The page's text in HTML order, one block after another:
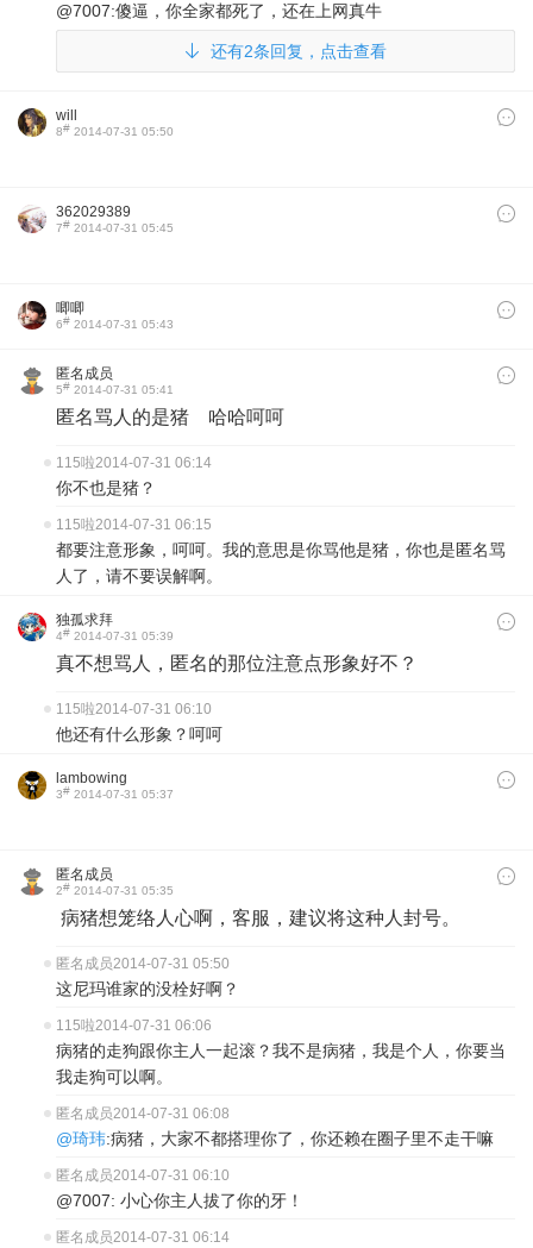
@7007:傻逼，你全家都死了，还在上网真牛
还有2条回复，点击查看
will
8# 2014-07-31 05:50
362029389
7# 2014-07-31 05:45
唧唧
6# 2014-07-31 05:43
匿名成员
5# 2014-07-31 05:41
匿名骂人的是猪 哈哈呵呵
115啦2014-07-31 06:14
你不也是猪？
115啦2014-07-31 06:15
都要注意形象，呵呵。我的意思是你骂他是猪，你也是匿名骂
人了，请不要误解啊。
独孤求拜
4# 2014-07-31 05:39
真不想骂人，匿名的那位注意点形象好不？
115啦2014-07-31 06:10
他还有什么形象？呵呵
lambowing
3# 2014-07-31 05:37
匿名成员
2# 2014-07-31 05:35
病猪想笼络人心啊，客服，建议将这种人封号。
匿名成员2014-07-31 05:50
这尼玛谁家的没栓好啊？
115啦2014-07-31 06:06
病猪的走狗跟你主人一起滚？我不是病猪，我是个人，你要当
我走狗可以啊。
匿名成员2014-07-31 06:08
@琦玮:病猪，大家不都搭理你了，你还赖在圈子里不走干嘛
匿名成员2014-07-31 06:10
@7007: 小心你主人拔了你的牙！
匿名成员2014-07-31 06:14